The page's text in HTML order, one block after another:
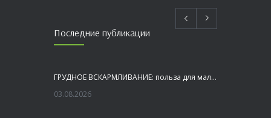
Последние публикации
ГРУДНОЕ ВСКАРМЛИВАНИЕ: польза для малыша и мамы
03.08.2026